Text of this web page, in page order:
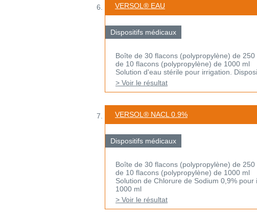
VERSOL® EAU
Dispositifs médicaux
Boîte de 30 flacons (polypropylène) de
de 10 flacons (polypropylène) de 1000 ml
Solution d'eau stérile pour irrigation.
> Voir le résultat
VERSOL® NACL 0.9%
Dispositifs médicaux
Boîte de 30 flacons (polypropylène) de
de 10 flacons (polypropylène) de 1000 ml
Solution de Chlorure de Sodium 0,9%
1000 ml
> Voir le résultat